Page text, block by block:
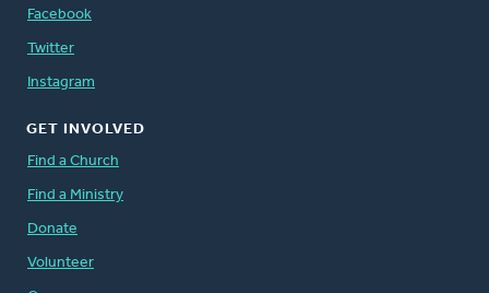
Facebook
Twitter
Instagram
GET INVOLVED
Find a Church
Find a Ministry
Donate
Volunteer